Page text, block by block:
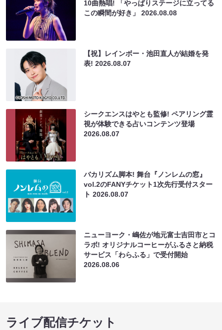
10曲熱唱! 「やっぱりステージに立ってる
この瞬間が好き」2026.08.08
【祝】レインボー・池田直人が結婚を発
表!2026.08.07
シークエンスはやとも監修! ペアリング霊
視が体験できる占いコンテンツ登場
2026.08.07
バカリズム脚本! 舞台『ノンレムの窓』
vol.2のFANYチケット1次先行受付スター
ト2026.08.07
ニューヨーク・嶋佐が地元富士吉田市とコ
ラボ! オリジナルコーヒーがふるさと納税
サービス「わらふる」で受付開始
2026.08.06
ライブ配信チケット